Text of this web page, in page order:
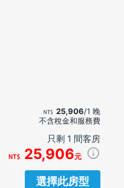
25,906/1 晚
不含稅金和服務費
只剩 1 間客房
25,906元
選擇此房型